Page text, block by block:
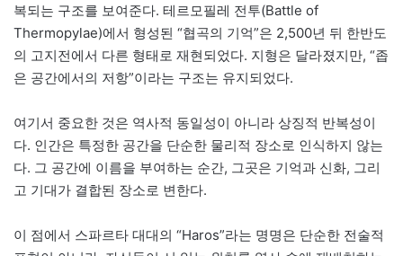
복되는 구조를 보여준다. 테르모필레 전투(Battle of
Thermopylae)에서 형성된 “협곡의 기억”은 2,500년 뒤 한반도
의 고지전에서 다른 형태로 재현되었다. 지형은 달라졌지만, “좁
은 공간에서의 저항”이라는 구조는 유지되었다.
여기서 중요한 것은 역사적 동일성이 아니라 상징적 반복성이
다. 인간은 특정한 공간을 단순한 물리적 장소로 인식하지 않는
다. 그 공간에 이름을 부여하는 순간, 그곳은 기억과 신화, 그리
고 기대가 결합된 장소로 변한다.
이 점에서 스파르타 대대의 “Haros”라는 명명은 단순한 전술적